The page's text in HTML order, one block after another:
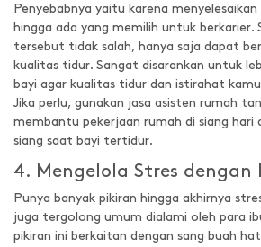
Penyebabnya yaitu karena
hingga ada yang memilih untuk berkarier.
tersebut tidak salah, hanya saja dapat
kualitas tidur. Sangat disarankan untuk
bayi agar kualitas tidur dan istirahat
Jika perlu, gunakan jasa asisten rumah
membantu pekerjaan rumah di siang hari
siang saat bayi tertidur.
4. Mengelola Stres dengan
Punya banyak pikiran hingga akhirnya
juga tergolong umum dialami oleh para
pikiran ini berkaitan dengan sang buah